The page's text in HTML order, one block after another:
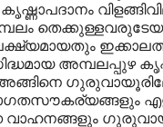
അമ്പലപ്പുഴ
വാഹനങ്ങളും